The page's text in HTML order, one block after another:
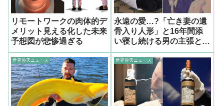
リモートワークの肉体的デ
メリット見える化した未来
予想図が悲惨過ぎる
永遠の愛…?「亡き妻の遺
骨入り人形」と16年間添
い寝し続ける男の主張と
は?
世界仰天ニュース 世界仰天ニュース